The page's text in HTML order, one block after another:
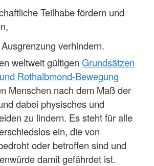
Teilhabe fördern und
verhindern.
weltweit gültigen Grundsätzen
Rothalbmond-Bewegung
Menschen nach dem Maß der
dabei physisches und
zu lindern. Es steht für alle
ein, die von
oder betroffen sind und
damit gefährdet ist.